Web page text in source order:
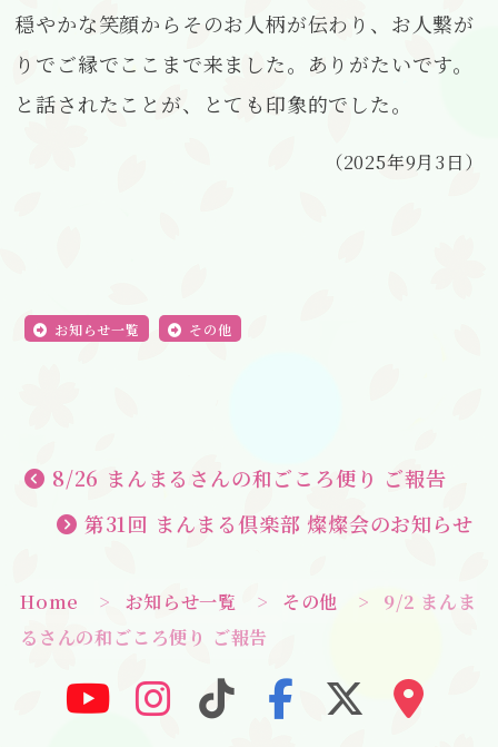
穏やかな笑顔からそのお人柄が伝わり、お人繋が
りでご縁でここまで来ました。ありがたいです。
と話されたことが、とても印象的でした。
（2025年9月3日）
お知らせ一覧 その他
8/26 まんまるさんの和ごころ便り ご報告
第31回 まんまる倶楽部 燦燦会のお知らせ
Home > お知らせ一覧 > その他 >
9/2 まんま
るさんの和ごころ便り ご報告